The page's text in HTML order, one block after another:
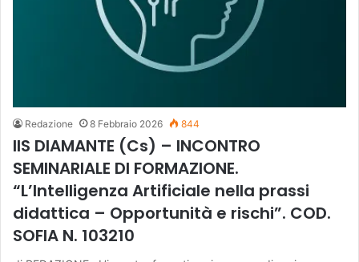
Redazione 8 Febbraio 2026 844
IIS DIAMANTE (Cs) – INCONTRO
SEMINARIALE DI FORMAZIONE.
“L’Intelligenza Artificiale nella prassi
didattica – Opportunità e rischi”. COD.
SOFIA N. 103210